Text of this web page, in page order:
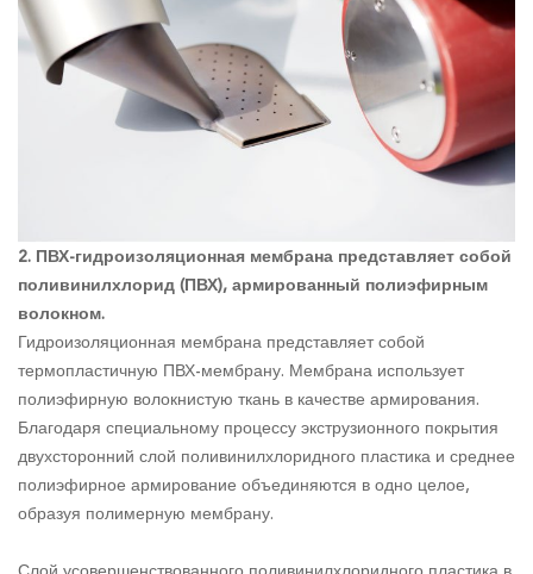
2. ПВХ-гидроизоляционная мембрана представляет собой
поливинилхлорид (ПВХ), армированный полиэфирным
волокном.
Гидроизоляционная мембрана представляет собой
термопластичную ПВХ-мембрану. Мембрана использует
полиэфирную волокнистую ткань в качестве армирования.
Благодаря специальному процессу экструзионного покрытия
двухсторонний слой поливинилхлоридного пластика и среднее
полиэфирное армирование объединяются в одно целое,
образуя полимерную мембрану.